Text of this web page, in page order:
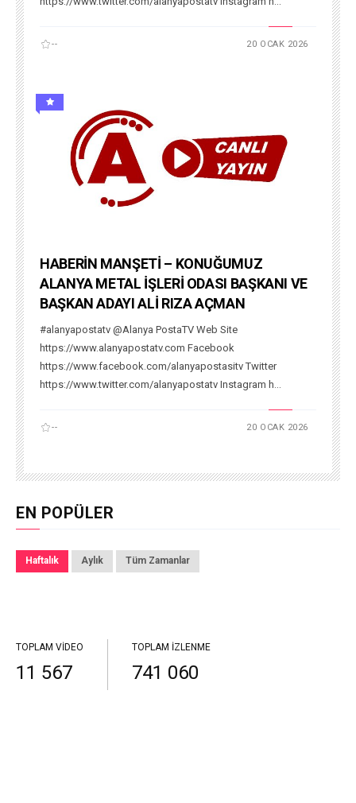
-- 20 OCAK 2026
HABERİN MANŞETİ – KONUĞUMUZ
ALANYA METAL İŞLERİ ODASI BAŞKANI VE
BAŞKAN ADAYI ALİ RIZA AÇMAN
#alanyapostatv @Alanya PostaTV Web Site
https://www.alanyapostatv.com Facebook
https://www.facebook.com/alanyapostasitv Twitter
https://www.twitter.com/alanyapostatv Instagram h...
-- 20 OCAK 2026
EN POPÜLER
Haftalık Aylık Tüm Zamanlar
TOPLAM VIDEO
11 567
TOPLAM İZLENME
741 060